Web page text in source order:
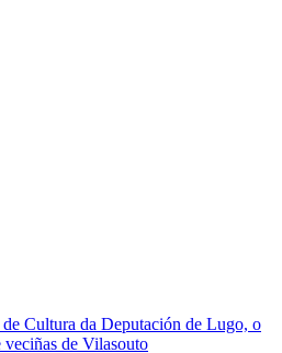
Cultura da Deputación de Lugo, o
veciñas de Vilasouto